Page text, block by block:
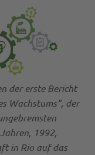
der erste Bericht
Wachstums“, der
1992,
in Rio auf das